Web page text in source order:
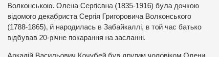
Волконською. Олена Сергієвна (1835-1916) була дочкою
відомого декабриста Сергія Григоровича Волконського
(1788-1865), й народилась в Забайкаллі, в той час батько
відбував 20-річне покарання на засланні.